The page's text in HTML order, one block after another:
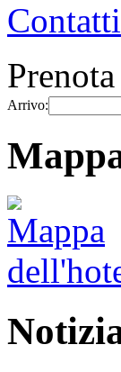
Contatti
Arrivo: